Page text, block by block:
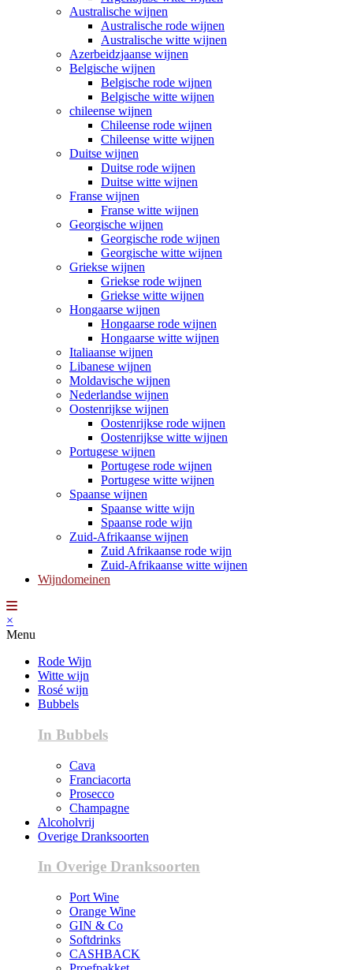
Australische wijnen
Australische rode wijnen
Australische witte wijnen
Azerbeidzjaanse wijnen
Belgische wijnen
Belgische rode wijnen
Belgische witte wijnen
chileense wijnen
Chileense rode wijnen
Chileense witte wijnen
Duitse wijnen
Duitse rode wijnen
Duitse witte wijnen
Franse wijnen
Franse witte wijnen
Georgische wijnen
Georgische rode wijnen
Georgische witte wijnen
Griekse wijnen
Griekse rode wijnen
Griekse witte wijnen
Hongaarse wijnen
Hongaarse rode wijnen
Hongaarse witte wijnen
Italiaanse wijnen
Libanese wijnen
Moldavische wijnen
Nederlandse wijnen
Oostenrijkse wijnen
Oostenrijkse rode wijnen
Oostenrijkse witte wijnen
Portugese wijnen
Portugese rode wijnen
Portugese witte wijnen
Spaanse wijnen
Spaanse witte wijn
Spaanse rode wijn
Zuid-Afrikaanse wijnen
Zuid Afrikaanse rode wijn
Zuid-Afrikaanse witte wijnen
Wijndomeinen
×
Menu
Rode Wijn
Witte wijn
Rosé wijn
Bubbels
In Bubbels
Cava
Franciacorta
Prosecco
Champagne
Alcoholvrij
Overige Dranksoorten
In Overige Dranksoorten
Port Wine
Orange Wine
GIN & Co
Softdrinks
CASHBACK